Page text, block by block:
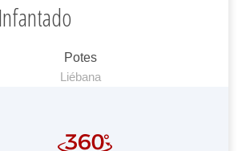
Potes
Liébana